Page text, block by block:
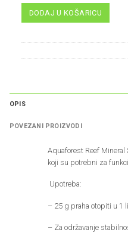
DODAJ U KOŠARICU
OPIS
POVEZANI PROIZVODI
Aquaforest Reef Mineral
koji su potrebni za
Upotreba:
– 25 g praha otopiti u 1
– Za održavanje